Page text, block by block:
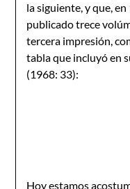
la siguiente, y que,
publicado trece
tercera impresión,
tabla que incluyó en
(1968: 33):
Hoy estamos